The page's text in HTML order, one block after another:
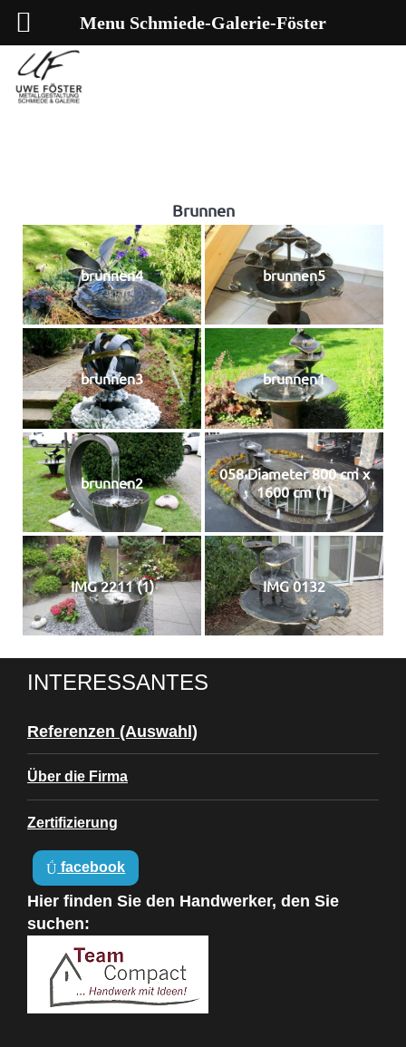
Brunnen
brunnen4 brunnen5
brunnen3 brunnen1
brunnen2
058 Diameter 800 cm x
1600 cm (1)
IMG 2211 (1) IMG 0132
INTERESSANTES
Referenzen (Auswahl)
Über die Firma
Zertifizierung
Hier finden Sie den Handwerker, den Sie
suchen:
facebook
Menu Schmiede-Galerie-Föster